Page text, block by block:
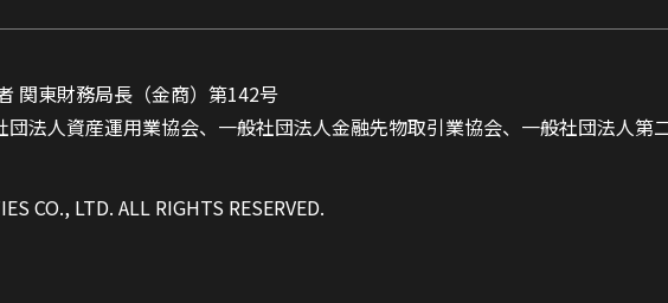
関東財務局長（金商）第142号
法人資産運用業協会、一般社団法人金融先物取引業協会、一般社団法人第
CO., LTD. ALL RIGHTS RESERVED.